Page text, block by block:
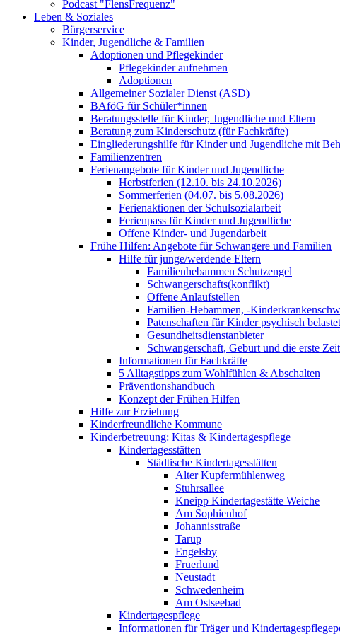
Podcast "FlensFrequenz"
Leben & Soziales
Bürgerservice
Kinder, Jugendliche & Familien
Adoptionen und Pflegekinder
Pflegekinder aufnehmen
Adoptionen
Allgemeiner Sozialer Dienst (ASD)
BAföG für Schüler*innen
Beratungsstelle für Kinder, Jugendliche und Eltern
Beratung zum Kinderschutz (für Fachkräfte)
Eingliederungshilfe für Kinder und Jugendliche mit
Familienzentren
Ferienangebote für Kinder und Jugendliche
Herbstferien (12.10. bis 24.10.2026)
Sommerferien (04.07. bis 5.08.2026)
Ferienaktionen der Schulsozialarbeit
Ferienpass für Kinder und Jugendliche
Offene Kinder- und Jugendarbeit
Frühe Hilfen: Angebote für Schwangere und Familien
Hilfe für junge/werdende Eltern
Familienhebammen Schutzengel
Schwangerschafts(konflikt)
Offene Anlaufstellen
Familien-Hebammen, -
Patenschaften für Kinder psychisch
Gesundheitsdienstanbieter
Schwangerschaft, Geburt und die erste
Informationen für Fachkräfte
5 Alltagstipps zum Wohlfühlen & Abschalten
Präventionshandbuch
Konzept der Frühen Hilfen
Hilfe zur Erziehung
Kinderfreundliche Kommune
Kinderbetreuung: Kitas & Kindertagespflege
Kindertagesstätten
Städtische Kindertagesstätten
Alter Kupfermühlenweg
Stuhrsallee
Kneipp Kindertagestätte Weiche
Am Sophienhof
Johannisstraße
Tarup
Engelsby
Fruerlund
Neustadt
Schwedenheim
Am Ostseebad
Kindertagespflege
Informationen für Träger und